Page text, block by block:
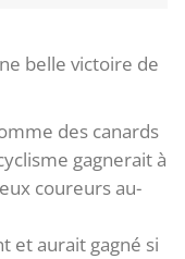
belle victoire de
des canards
gagnerait à
coureurs au-
et aurait gagné si